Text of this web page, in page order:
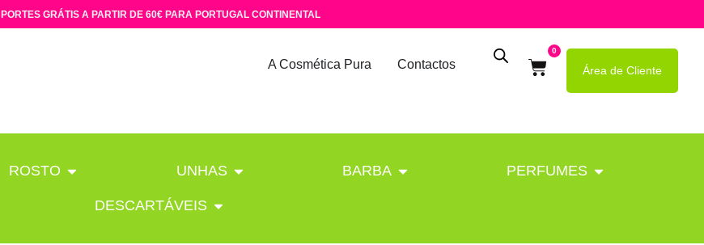
PORTES GRÁTIS A PARTIR DE 60€ PARA PORTUGAL CONTINENTAL
A Cosmética Pura Contactos
0
Área de Cliente
ROSTO UNHAS BARBA PERFUMES
DESCARTÁVEIS